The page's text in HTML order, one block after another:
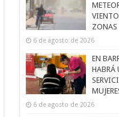
ZONAS
6 de agosto de 2026
EN
HABRÁ
6 de agosto de 2026